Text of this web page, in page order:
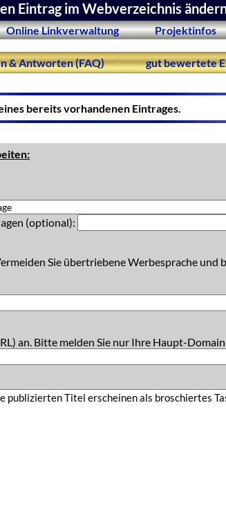
Eintrag im Webverzeichnis
Online Linkverwaltung Projektinfos
& Antworten (FAQ) gut bewertete
bereits vorhandenen Eintrages.
(optional):
Sie übertriebene Werbesprache und
an. Bitte melden Sie nur Ihre Haupt-